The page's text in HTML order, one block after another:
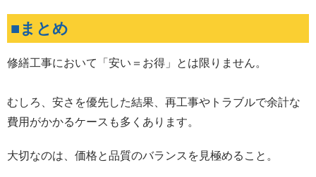
■まとめ
修繕工事において「安い＝お得」とは限りません。
むしろ、安さを優先した結果、再工事やトラブルで余計な
費用がかかるケースも多くあります。
大切なのは、価格と品質のバランスを見極めること。